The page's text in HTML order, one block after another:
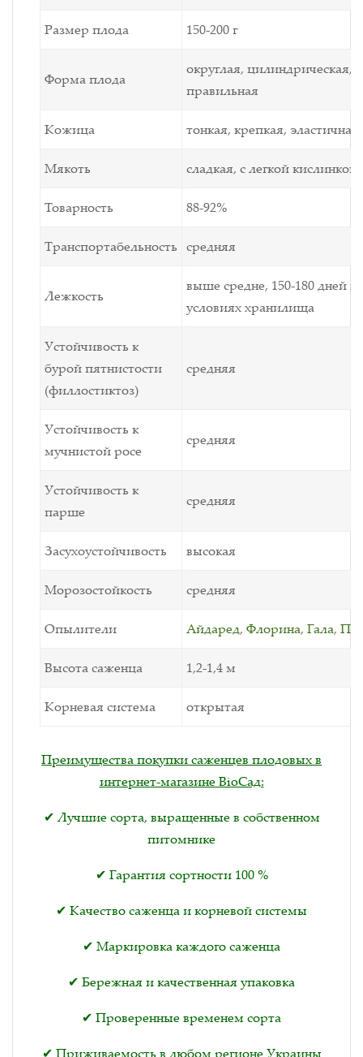
Размер плода 150-200 г
Форма плода
округлая, цилиндрическая,
правильная
Кожица тонкая, крепкая, эластичная
Мякоть сладкая, с легкой кислинкой
Товарность 88-92%
Транспортабельность средняя
Лежкость
выше средне, 150-180 дней в
условиях хранилища
Устойчивость к
бурой пятнистости
(филлостиктоз)
средняя
Устойчивость к
мучнистой росе
средняя
Устойчивость к
парше
средняя
Засухоустойчивость высокая
Морозостойкость средняя
Опылители Айдаред, Флорина, Гала,
Высота саженца 1,2-1,4 м
Корневая система открытая
Преимущества покупки саженцев плодовых в
интернет-магазине BioСад:
✔ Лучшие сорта, выращенные в собственном
питомнике
✔ Гарантия сортности 100 %
✔ Качество саженца и корневой системы
✔ Маркировка каждого саженца
✔ Бережная и качественная упаковка
✔ Проверенные временем сорта
✔ Приживаемость в любом регионе Украины